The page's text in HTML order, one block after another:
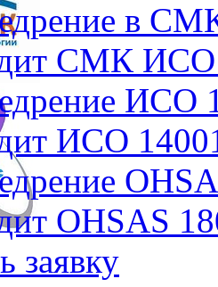
в
СМК ИСО
ИСО
ИСО
OHSAS
заявку